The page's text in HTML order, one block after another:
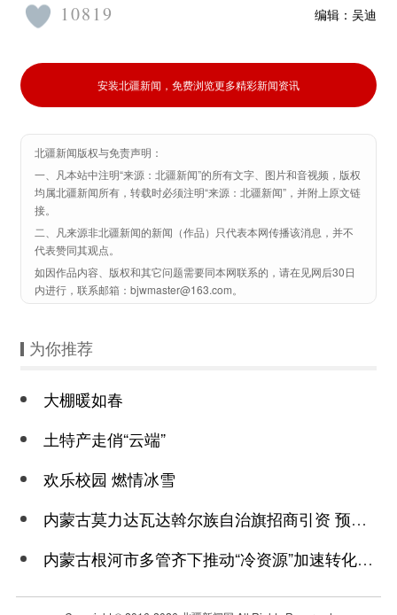
编辑： 吴迪
10819
安装北疆新闻，免费浏览更多精彩新闻资讯
北疆新闻版权与免责声明：
一、凡本站中注明“来源：北疆新闻”的所有文字、图片和音视频，版权
均属北疆新闻所有，转载时必须注明“来源：北疆新闻”，并附上原文链
接。
二、凡来源非北疆新闻的新闻（作品）只代表本网传播该消息，并不
代表赞同其观点。
如因作品内容、版权和其它问题需要同本网联系的，请在见网后30日
内进行，联系邮箱：bjwmaster@163.com。
为你推荐
大棚暖如春
土特产走俏“云端”
欢乐校园 燃情冰雪
内蒙古莫力达瓦达斡尔族自治旗招商引资 预计到位资金23.68亿元
内蒙古根河市多管齐下推动“冷资源”加速转化为“热动力”